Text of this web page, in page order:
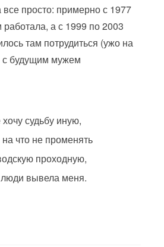
все просто: примерно с 1977
а с 1999 по 2003
там потрудиться (ужо на
будущим мужем
судьбу иную,
что не променять
проходную,
вывела меня.